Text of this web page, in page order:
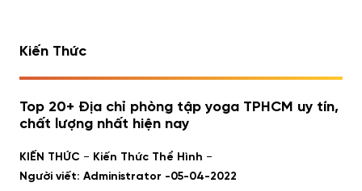
Kiến Thức
Top 20+ Địa chỉ phòng tập yoga TPHCM uy tín,
chất lượng nhất hiện nay
KIẾN THỨC - Kiến Thức Thể Hình -
Người viết: Administrator -05-04-2022